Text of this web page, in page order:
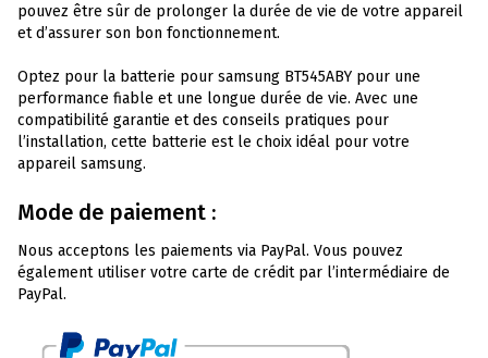
pouvez être sûr de prolonger la durée de vie de votre appareil
et d’assurer son bon fonctionnement.
Optez pour la batterie pour samsung BT545ABY pour une
performance fiable et une longue durée de vie. Avec une
compatibilité garantie et des conseils pratiques pour
l’installation, cette batterie est le choix idéal pour votre
appareil samsung.
Mode de paiement :
Nous acceptons les paiements via PayPal. Vous pouvez
également utiliser votre carte de crédit par l’intermédiaire de
PayPal.